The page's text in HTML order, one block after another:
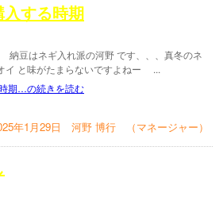
する時期
はネギ入れ派の河野 です、、、真冬のネ
イ と味がたまらないですよねー ...
期…の続きを読む
年1月29日 河野 博行 （マネージャー）